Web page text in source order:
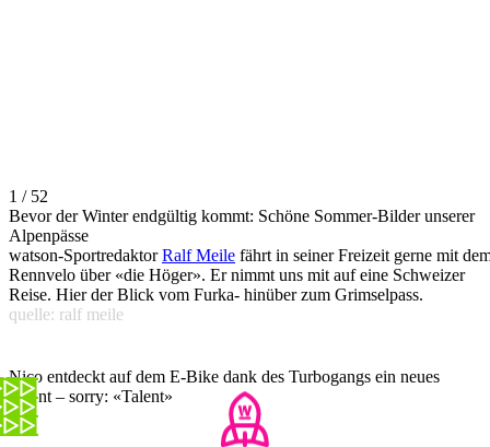
1 / 52
Bevor der Winter endgültig kommt: Schöne Sommer-Bilder unserer
Alpenpässe
watson-SportredaktorRalf Meile fährt in seiner Freizeit gerne mit
Rennvelo über «die Höger». Er nimmt uns mit auf eine Schweizer
Reise. Hier der Blick vom Furka- hinüber zum Grimselpass.
quelle: ralf meile
Nico entdeckt auf dem E-Bike dank des Turbogangs ein neues
Talent – sorry: «Talent»